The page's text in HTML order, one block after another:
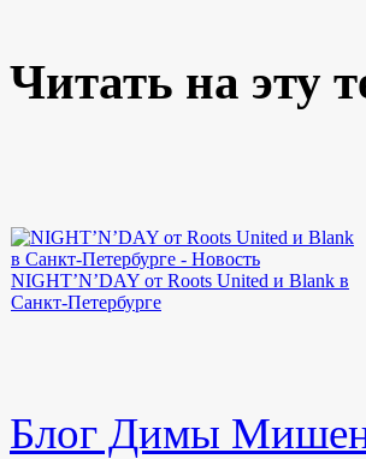
Читать на эту
NIGHT’N’DAY от Roots United и Blank в
Санкт-Петербурге
Блог Димы